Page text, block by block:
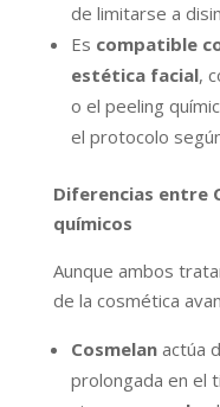
de limitarse a
Es compatible
estética facial,
o el peeling
el protocolo
Diferencias entre
químicos
Aunque ambos
de la cosmética
Cosmelanactúa
prolongada en el